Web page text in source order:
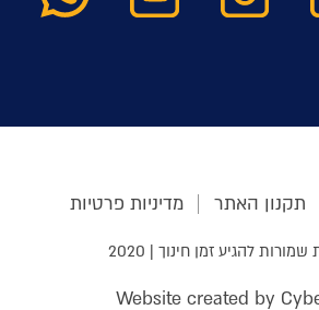
תקנון האתר מדיניות פרטיות
להגיע זמן חינוך | 2020
Website created by